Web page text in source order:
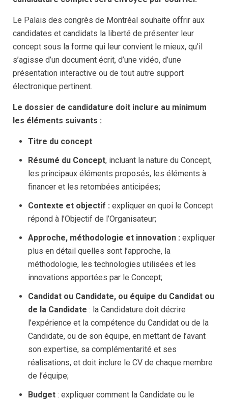
Le Palais des congrès de Montréal souhaite offrir aux
candidates et candidats la liberté de présenter leur
concept sous la forme qui leur convient le mieux, qu’il
s’agisse d’un document écrit, d’une vidéo, d’une
présentation interactive ou de tout autre support
électronique pertinent.
Le dossier de candidature doit inclure au minimum
les éléments suivants :
Titre du concept
Résumé du Concept, incluant la nature du Concept,
les principaux éléments proposés, les éléments à
financer et les retombées anticipées;
Contexte et objectif : expliquer en quoi le Concept
répond à l’Objectif de l’Organisateur;
Approche, méthodologie et innovation : expliquer
plus en détail quelles sont l’approche, la
méthodologie, les technologies utilisées et les
innovations apportées par le Concept;
Candidat ou Candidate, ou équipe du Candidat ou
de la Candidate : la Candidature doit décrire
l’expérience et la compétence du Candidat ou de la
Candidate, ou de son équipe, en mettant de l’avant
son expertise, sa complémentarité et ses
réalisations, et doit inclure le CV de chaque membre
de l’équipe;
Budget : expliquer comment la Candidate ou le